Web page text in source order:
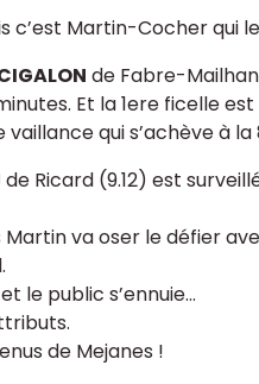
c’est Martin-Cocher qui
de Fabre-
Et la 1ere ficelle
qui s’achève à la
de Ricard (9.12) est
va oser le défier
le public s’ennuie...
de Mejanes !